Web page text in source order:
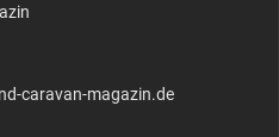
caravan-magazin.de